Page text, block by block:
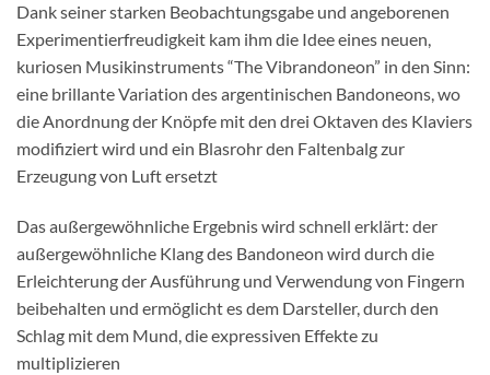
Dank seiner starken Beobachtungsgabe und angeborenen
Experimentierfreudigkeit kam ihm die Idee eines neuen,
kuriosen Musikinstruments “The Vibrandoneon” in den Sinn:
eine brillante Variation des argentinischen Bandoneons, wo
die Anordnung der Knöpfe mit den drei Oktaven des Klaviers
modifiziert wird und ein Blasrohr den Faltenbalg zur
Erzeugung von Luft ersetzt
Das außergewöhnliche Ergebnis wird schnell erklärt: der
außergewöhnliche Klang des Bandoneon wird durch die
Erleichterung der Ausführung und Verwendung von Fingern
beibehalten und ermöglicht es dem Darsteller, durch den
Schlag mit dem Mund, die expressiven Effekte zu
multiplizieren